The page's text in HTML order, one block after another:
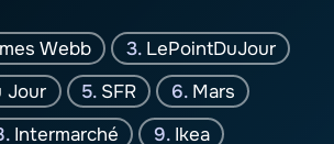
Webb
LePointDuJour
Jour
SFR
Mars
Intermarché Ikea